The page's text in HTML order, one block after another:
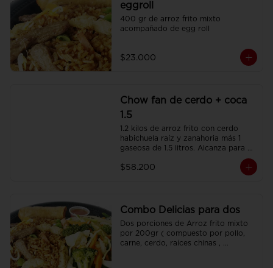
eggroll
400 gr de arroz frito mixto
acompañado de egg roll
$23.000
Chow fan de cerdo + coca
1.5
1.2 kilos de arroz frito con cerdo
habichuela raíz y zanahoria más 1
gaseosa de 1.5 litros. Alcanza para 3
$58.200
Combo Delicias para dos
Dos porciones de Arroz frito mixto
por 200gr ( compuesto por pollo,
carne, cerdo, raíces chinas ,